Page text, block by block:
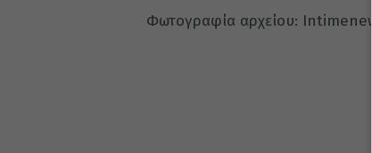
Φωτογραφία αρχείου: